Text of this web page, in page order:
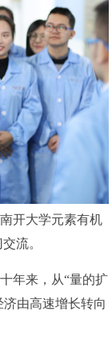
开大学元素有机
流。
年来，从“量的扩
由高速增长转向